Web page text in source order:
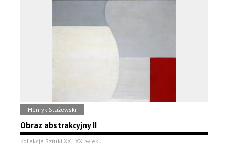
Henryk Stażewski
Obraz abstrakcyjny II
Kolekcja Sztuki XX i XXI wieku